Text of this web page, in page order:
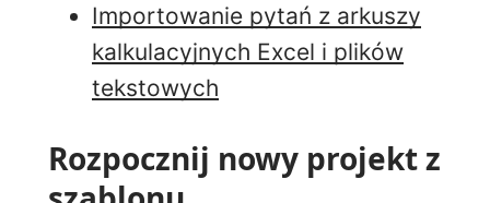
Importowanie pytań z arkuszy
kalkulacyjnych Excel i plików
tekstowych
Rozpocznij nowy projekt z